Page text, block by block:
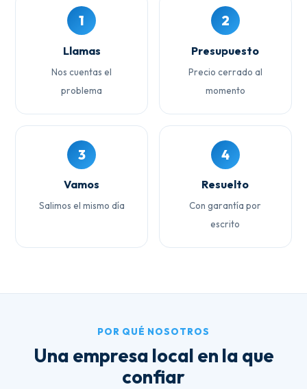
1
Llamas
Nos cuentas el
problema
2
Presupuesto
Precio cerrado al
momento
3
Vamos
Salimos el mismo día
4
Resuelto
Con garantía por
escrito
POR QUÉ NOSOTROS
Una empresa local en la que
confiar